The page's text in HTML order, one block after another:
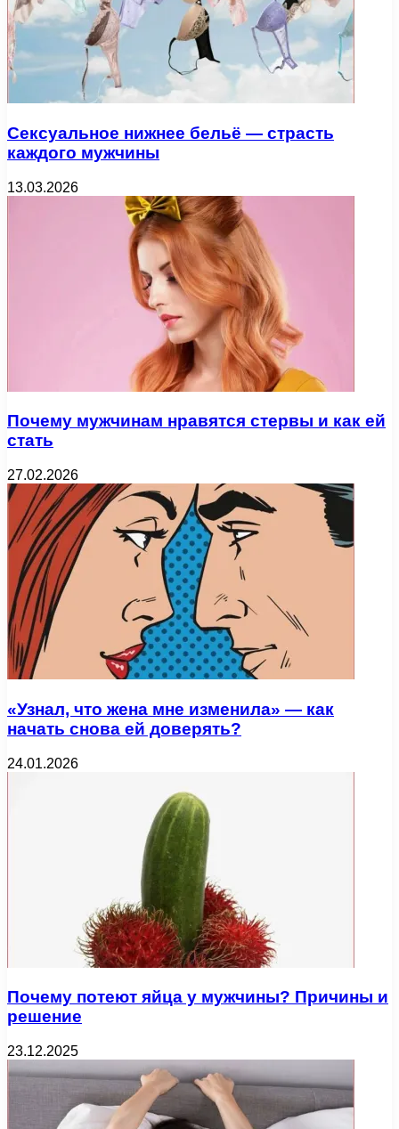
Сексуальное нижнее бельё — страсть
каждого мужчины
13.03.2026
Почему мужчинам нравятся стервы и как ей
стать
27.02.2026
«Узнал, что жена мне изменила» — как
начать снова ей доверять?
24.01.2026
Почему потеют яйца у мужчины? Причины и
решение
23.12.2025